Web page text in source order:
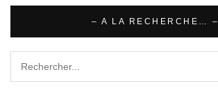
– A LA RECHERCHE… –